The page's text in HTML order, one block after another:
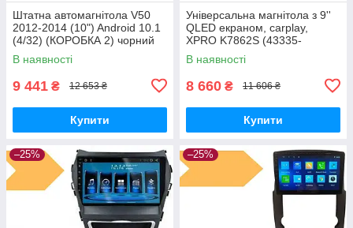
Штатна автомагнітола V50
2012-2014 (10") Android 10.1
(4/32) (КОРОБКА 2) чорний
(MER-14129_5615)
В наявності
9 441 ₴ 12 653 ₴
Купити
Універсальна магнітола з 9''
QLED екраном, carplay,
XPRO K7862S (43335-
K7862S- 9''_7596)
В наявності
8 660 ₴ 11 606 ₴
Купити
–25% –25%